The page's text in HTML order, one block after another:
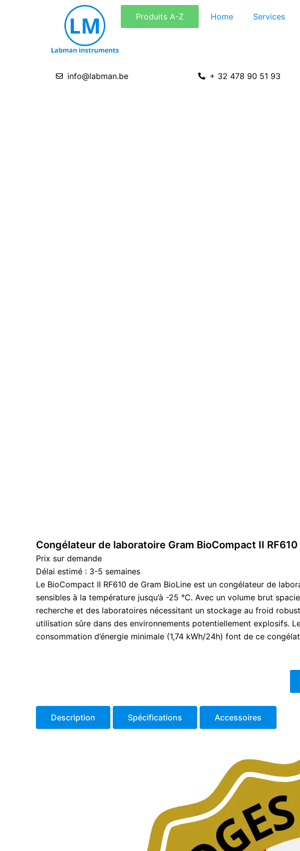
Produits A-Z Home Services
info@labman.be + 32 478 90 51 93
Congélateur de laboratoire Gram BioCompact II RF610
Prix sur demande
Délai estimé : 3-5 semaines
Le BioCompact II RF610 de Gram BioLine est un congélateur de
sensibles à la température jusqu’à -25 °C. Avec un volume brut
recherche et des laboratoires nécessitant un stockage au froid
utilisation sûre dans des environnements potentiellement explosifs.
consommation d’énergie minimale (1,74 kWh/24h) font de ce
Description Spécifications Accessoires